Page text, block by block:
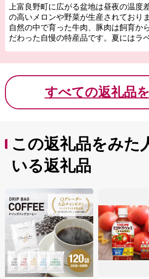
上富良野町に広がる盆地は昼夜の温度
の高いメロンや野菜が生産されており
自然の中で育った牛肉、豚肉は飼育か
だわった自慢の特産品です。夏にはラ
すべての返礼品
この返礼品をみた
いる返礼品